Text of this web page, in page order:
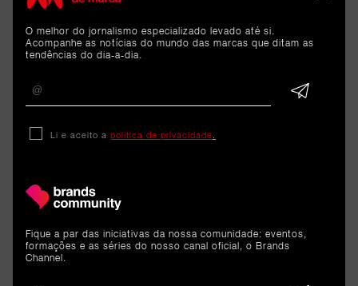
Reportagem
Tally: O futuro da
contabilidade confiado à A.I.
O melhor do jornalismo especializado levado até si.
Acompanhe as notícias do mundo das marcas que ditam as
tendências do dia-a-dia.
Li e aceito a política de privacidade.
Fique a par das iniciativas da nossa comunidade: eventos,
formações e as séries do nosso canal oficial, o Brands
Channel.